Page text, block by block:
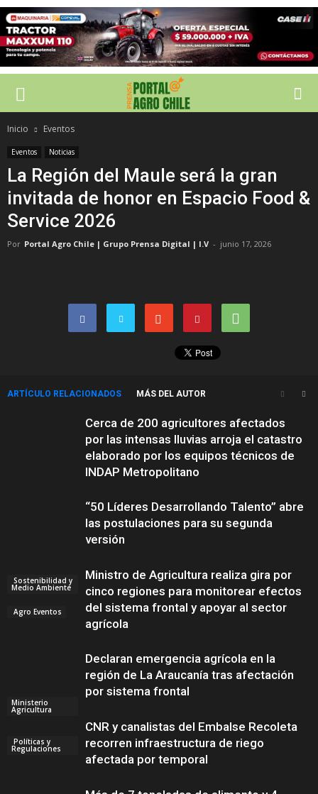
Inicio Eventos
Eventos Noticias
La Región del Maule será la gran
invitada de honor en Espacio Food &
Service 2026
Por Portal Agro Chile | Grupo Prensa Digital | I.V - junio 17, 2026
ARTÍCULO RELACIONADOS MÁS DEL AUTOR
Sostenibilidad y
Medio Ambiente
Cerca de 200 agricultores afectados
por las intensas lluvias arroja el catastro
elaborado por los equipos técnicos de
INDAP Metropolitano
Agro Eventos
“50 Líderes Desarrollando Talento” abre
las postulaciones para su segunda
versión
Ministerio
Agricultura
Ministro de Agricultura realiza gira por
cinco regiones para monitorear efectos
del sistema frontal y apoyar al sector
agrícola
Políticas y
Regulaciones
Declaran emergencia agrícola en la
región de La Araucanía tras afectación
por sistema frontal
CNR y canalistas del Embalse Recoleta
recorren infraestructura de riego
afectada por temporal